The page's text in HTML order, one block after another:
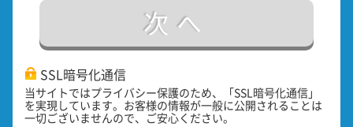
次へ
SSL暗号化通信
当サイトではプライバシー保護のため、「SSL暗号化通信」
を実現しています。お客様の情報が一般に公開されることは
一切ございませんので、ご安心ください。